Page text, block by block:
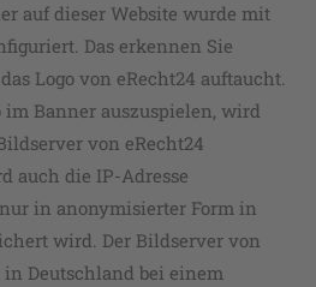
auf dieser Website wurde mit
Das erkennen Sie
Logo von eRecht24 auftaucht.
im Banner auszuspielen, wird
von eRecht24
auch die IP-Adresse
in anonymisierter Form in
wird. Der Bildserver von
Deutschland bei einem